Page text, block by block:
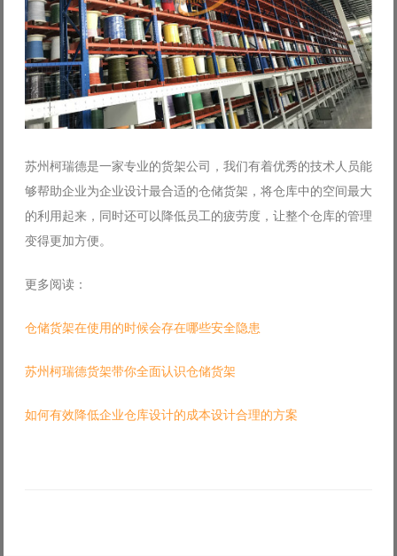
苏州柯瑞德是一家专业的货架公司，我们有着优秀的技术人员能
够帮助企业为企业设计最合适的仓储货架，将仓库中的空间最大
的利用起来，同时还可以降低员工的疲劳度，让整个仓库的管理
变得更加方便。
更多阅读：
仓储货架在使用的时候会存在哪些安全隐患
苏州柯瑞德货架带你全面认识仓储货架
如何有效降低企业仓库设计的成本设计合理的方案